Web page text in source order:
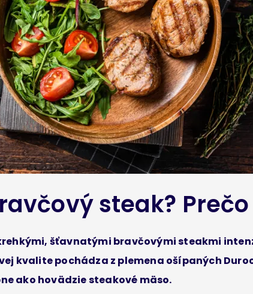
steak? Prečo
šťavnatými bravčovými steakmi
kvalite pochádza z plemena ošípaných
ako hovädzie steakové mäso.